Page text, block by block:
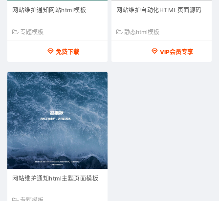
网站维护通知网站html模板
专题模板
免费下载
网站维护自动化HTML页面源码
静态html模板
VIP会员专享
网站维护通知html主题页面模板